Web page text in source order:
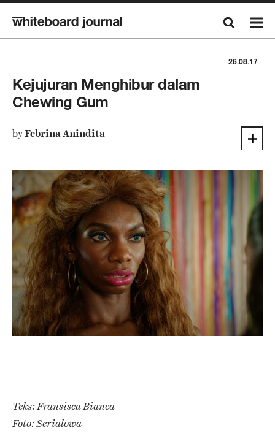
26.08.17
Kejujuran Menghibur dalam
Chewing Gum
byFebrina Anindita
Teks: Fransisca Bianca
Foto: Serialowa